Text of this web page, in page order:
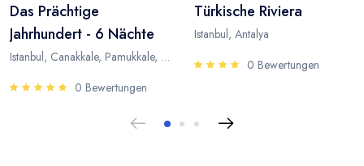
Das Prächtige
Jahrhundert - 6 Nächte
Istanbul, Canakkale, Pamukkale, Antalya
0 Bewertungen
Türkische Riviera
Istanbul, Antalya
0 Bewertungen